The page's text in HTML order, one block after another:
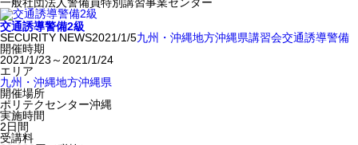
交通誘導警備2級
SECURITY NEWS2021/1/5九州・沖縄地方沖縄県講習会交通誘導警備
開催時期
2021/1/23～2021/1/24
エリア
九州・沖縄地方沖縄県
開催場所
ポリテクセンター沖縄
実施時間
2日間
受講料